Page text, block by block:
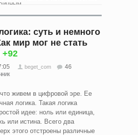
суть и немного
мир мог не стать
+92
beget_com
46
живем в цифровой эре. Ее
логика. Такая логика
идее: ноль или единица,
или истина. Всего два
этого отстроены различные